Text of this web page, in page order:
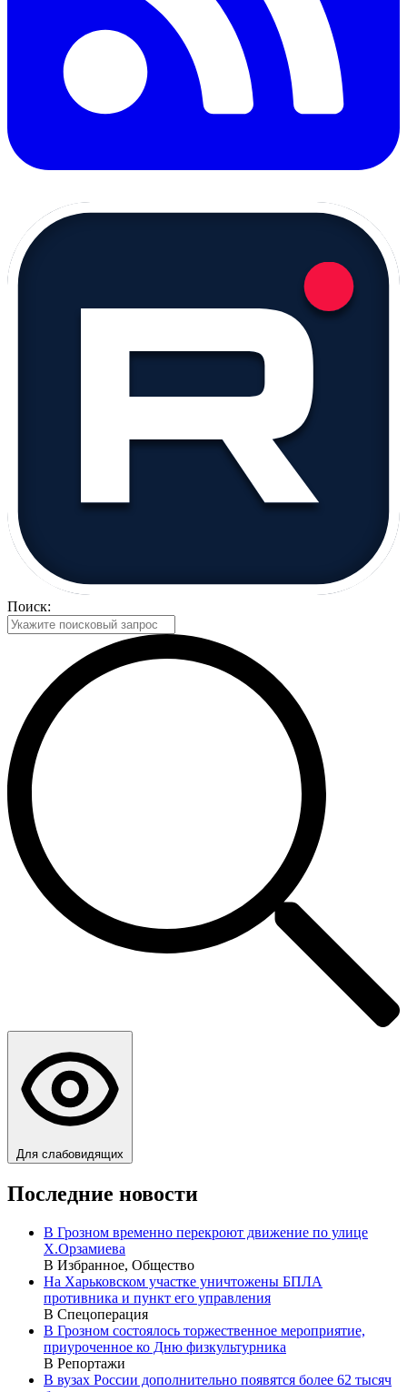
Поиск:
Для слабовидящих
Последние новости
В Грозном временно перекроют движение по улице
Х.Орзамиева
В Избранное, Общество
На Харьковском участке уничтожены БПЛА
противника и пункт его управления
В Спецоперация
В Грозном состоялось торжественное мероприятие,
приуроченное ко Дню физкультурника
В Репортажи
В вузах России дополнительно появятся более 62 тысяч